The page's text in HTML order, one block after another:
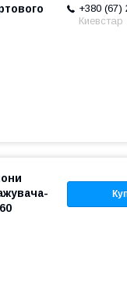
+380 (67)
Киевстар